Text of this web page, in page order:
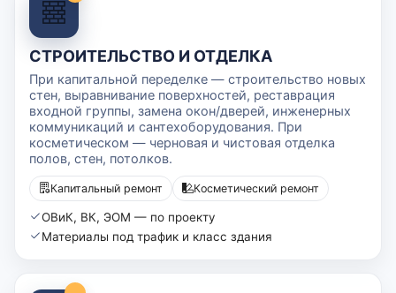
СТРОИТЕЛЬСТВО И ОТДЕЛКА
При капитальной переделке — строительство новых
стен, выравнивание поверхностей, реставрация
входной группы, замена окон/дверей, инженерных
коммуникаций и сантехоборудования. При
косметическом — черновая и чистовая отделка
полов, стен, потолков.
Капитальный ремонт Косметический ремонт
ОВиК, ВК, ЭОМ — по проекту
Материалы под трафик и класс здания